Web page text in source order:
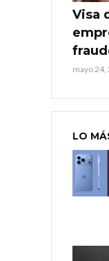
Visa
mayo 24,
LO